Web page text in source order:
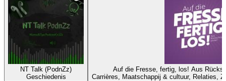
NT Talk (PodnZz)
Geschiedenis
Auf die Fresse, fertig, los! Aus
Carrières, Maatschappij & cultuur, Relaties,